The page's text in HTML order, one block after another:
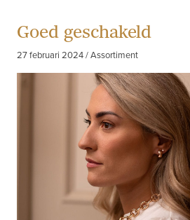
Goed geschakeld
27 februari 2024 / Assortiment